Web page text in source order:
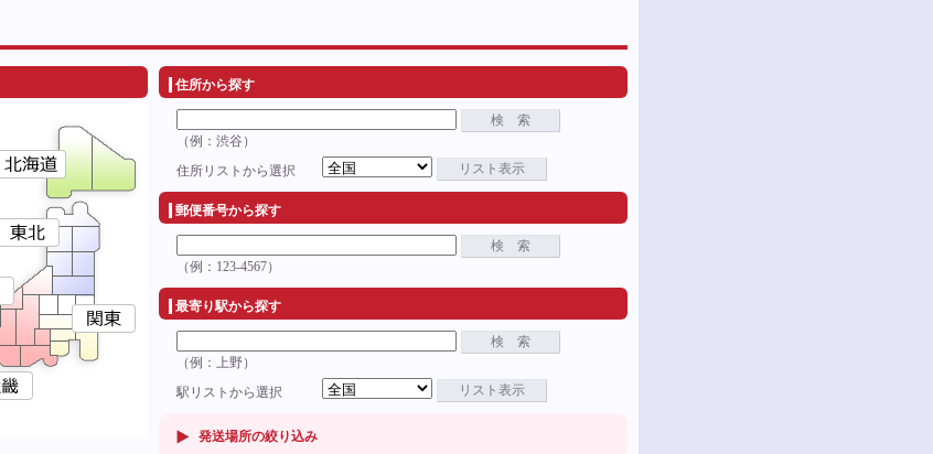
住所から探す
検 索
（例：渋谷）
住所リストから選択
リスト表示
郵便番号から探す
検 索
（例：123-4567）
最寄り駅から探す
検 索
（例：上野）
駅リストから選択
リスト表示
発送場所の絞り込み